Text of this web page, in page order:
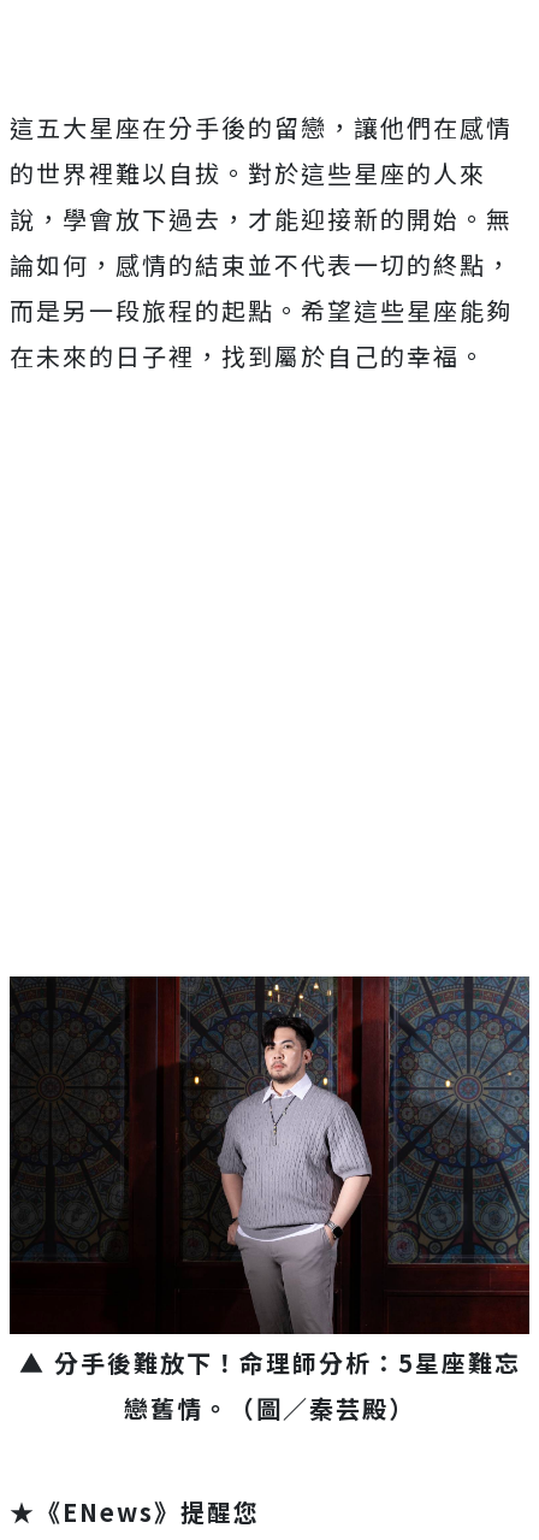
這五大星座在分手後的留戀，讓他們在感情
的世界裡難以自拔。對於這些星座的人來
說，學會放下過去，才能迎接新的開始。無
論如何，感情的結束並不代表一切的終點，
而是另一段旅程的起點。希望這些星座能夠
在未來的日子裡，找到屬於自己的幸福。
▲ 分手後難放下！命理師分析：5星座難忘
戀舊情。（圖／秦芸殿）
★《ENews》提醒您